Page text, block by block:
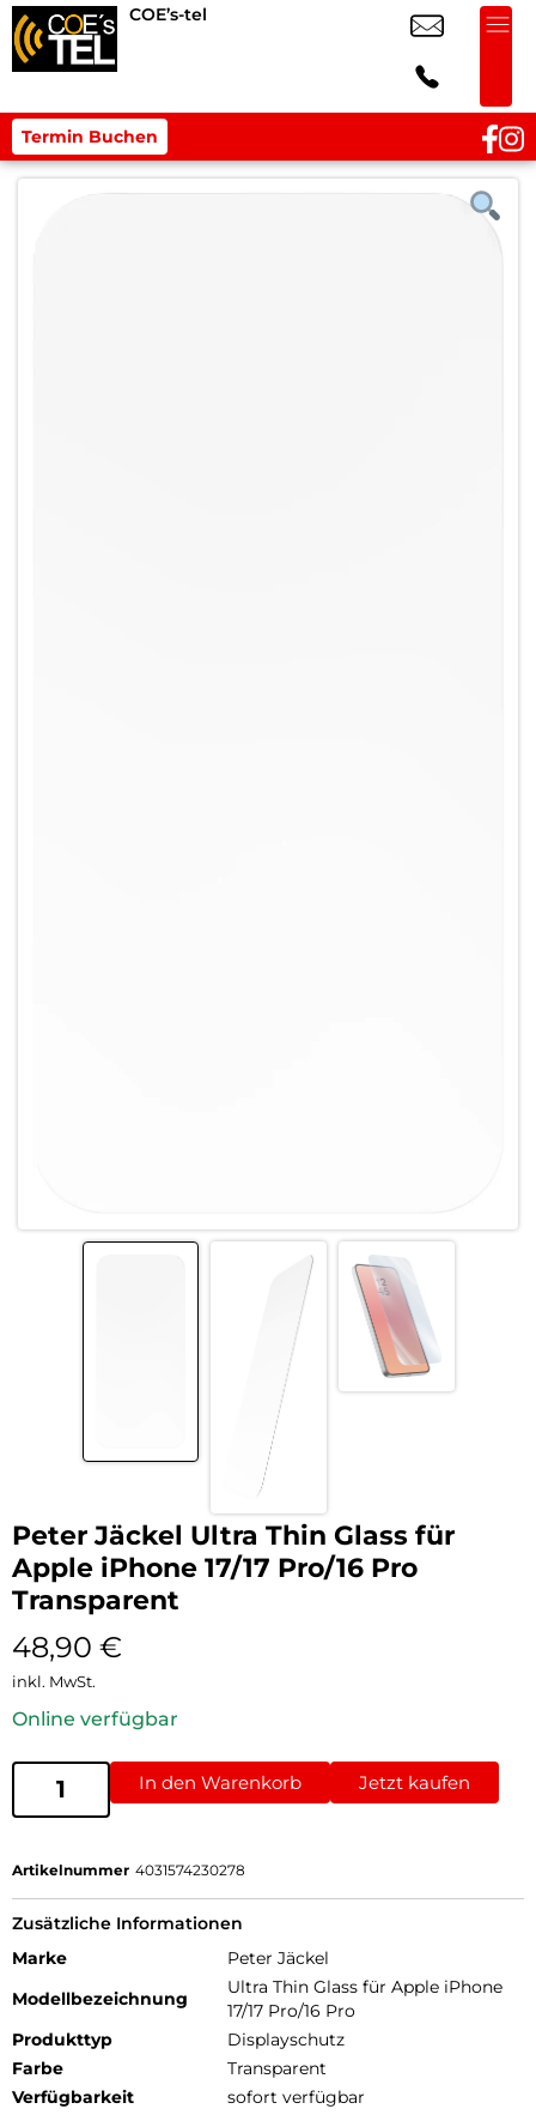
COE’s-tel
Termin Buchen
Peter Jäckel Ultra Thin Glass für
Apple iPhone 17/17 Pro/16 Pro
Transparent
48,90 €
inkl. MwSt.
Online verfügbar
In den Warenkorb Jetzt kaufen
Artikelnummer 4031574230278
Zusätzliche Informationen
Marke
Peter Jäckel
Modellbezeichnung
Ultra Thin Glass für Apple iPhone
17/17 Pro/16 Pro
Produkttyp
Displayschutz
Farbe
Transparent
Verfügbarkeit
sofort verfügbar